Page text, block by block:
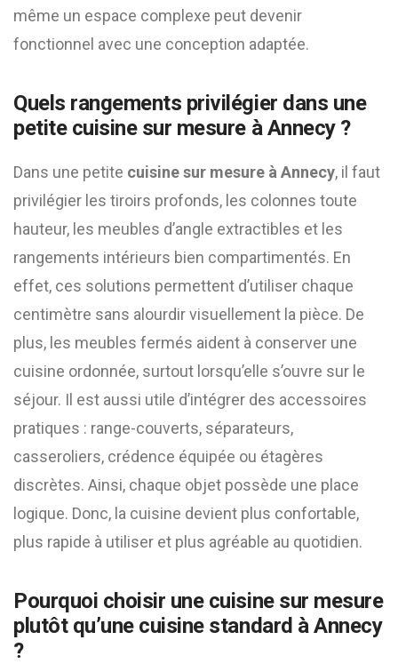
même un espace complexe peut devenir
fonctionnel avec une conception adaptée.
Quels rangements privilégier dans une
petite cuisine sur mesure à Annecy ?
Dans une petite cuisine sur mesure à Annecy, il faut
privilégier les tiroirs profonds, les colonnes toute
hauteur, les meubles d’angle extractibles et les
rangements intérieurs bien compartimentés. En
effet, ces solutions permettent d’utiliser chaque
centimètre sans alourdir visuellement la pièce. De
plus, les meubles fermés aident à conserver une
cuisine ordonnée, surtout lorsqu’elle s’ouvre sur le
séjour. Il est aussi utile d’intégrer des accessoires
pratiques : range-couverts, séparateurs,
casseroliers, crédence équipée ou étagères
discrètes. Ainsi, chaque objet possède une place
logique. Donc, la cuisine devient plus confortable,
plus rapide à utiliser et plus agréable au quotidien.
Pourquoi choisir une cuisine sur mesure
plutôt qu’une cuisine standard à Annecy
?